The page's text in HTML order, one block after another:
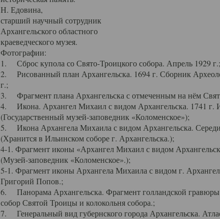
Н. Едовина,
старший научный сотрудник
Архангельского областного
краеведческого музея.
Фотографии:
1. Сброс купола со Свято-Троицкого собора. Апрель 1929 г.;
2. Рисованный план Архангельска. 1694 г. Сборник
г.;
3. Фрагмент плана Архангельска с отмеченным на нём
4. Икона. Архангел Михаил с видом Архангельска. 1741 г.
(Государственный музей-заповедник «Коломенское»);
5. Икона Архангела Михаила с видом Архангельска.
(Хранится в Ильинском соборе г. Архангельска.);
4-1. Фрагмент иконы «Архангел Михаил с видом
(Музей-заповедник «Коломенское».);
5-1. Фрагмент иконы Архангела Михаила с видом г.
Григорий Попов.;
6. Панорама Архангельска. Фрагмент голландской
собор Святой Троицы и колокольня собора.;
7. Генеральный вид губернского города Архангельска.